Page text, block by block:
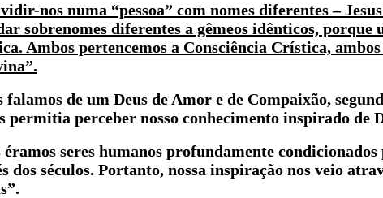
nos numa “pessoa” com nomes diferentes –
sobrenomes diferentes a gêmeos idênticos, porque
Ambos pertencemos a Consciência Crística, ambos
de um Deus de Amor e de Compaixão,
permitia perceber nosso conhecimento inspirado de
seres humanos profundamente condicionados
séculos. Portanto, nossa inspiração nos veio